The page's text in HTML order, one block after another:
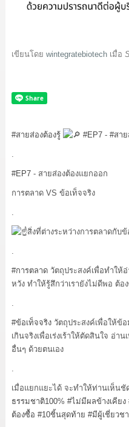
เขียนโดย wintegratebiotechเมื่อ
#สายส่องต้องรู้ #EP7- #สา
.
#EP7- สายส่องต้องแยกออก
การตลาด VS ข้อเท็จจริง
.
สิ่งที่ต่างระหว่างการตลาดกับข้
.
#การตลาดวัตถุประสงค์เพื่อทำให้
หวัง ทำให้รู้สึกว่าเรายังไม่ดีพอ ต้
.
#ข้อเท็จจริงวัตถุประสงค์เพื่อให้ข้
เกินจริงเพื่อเร่งเร้าให้ตัดสินใจ อ่า
อื่นๆ ด้วยตนเอง
.
เมื่อแยกแยะได้ จะทำให้ท่านเห็น
ธรรมชาติ100% #ไม่มีผลข้างเคียง
ต้องซื้อ #10ชิ้นสุดท้าย #มีผู้เชี่ยวช